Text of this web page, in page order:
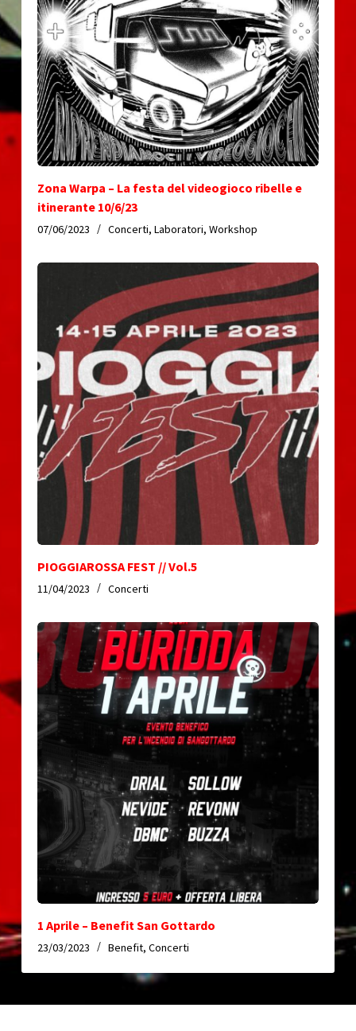
Zona Warpa – La festa del videogioco ribelle e
itinerante 10/6/23
07/06/2023 Concerti, Laboratori, Workshop
PIOGGIAROSSA FEST // Vol.5
11/04/2023 Concerti
1 Aprile – Benefit San Gottardo
23/03/2023 Benefit, Concerti